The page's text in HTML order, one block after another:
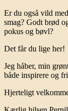
Er du også vild
smag? Godt brød
pokus og bøvl?
Det får du lige her!
Jeg håber, min
både inspirere og
Hjerteligt